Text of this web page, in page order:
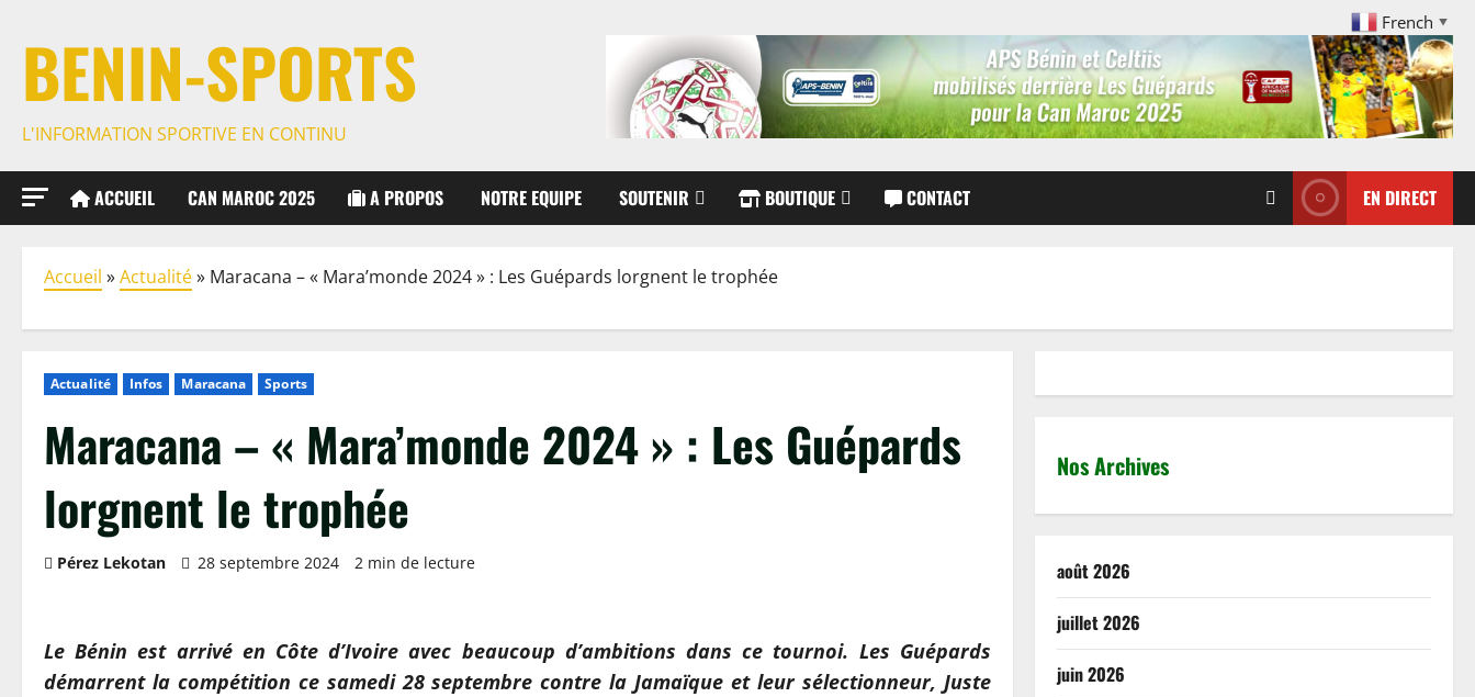
BENIN-SPORTS
L'INFORMATION SPORTIVE EN CONTINU
French ▼
ACCUEIL CAN MAROC 2025 A PROPOS NOTRE EQUIPE SOUTENIR BOUTIQUE CONTACT EN DIRECT
Accueil »Actualité» Maracana – « Mara’monde 2024 » : Les Guépards lorgnent le trophée
Actualité Infos Maracana Sports
Maracana – « Mara’monde 2024 » : Les Guépards
lorgnent le trophée
Pérez Lekotan 28 septembre 2024 2 min de lecture
Le Bénin est arrivé en Côte d’Ivoire avec beaucoup d’ambitions dans ce tournoi. Les Guépards
démarrent la compétition ce samedi 28 septembre contre la Jamaïque et leur sélectionneur, Juste
Bénin Bouffe Promo pour les fêtes de fin
Nos Archives
août 2026
juillet 2026
juin 2026